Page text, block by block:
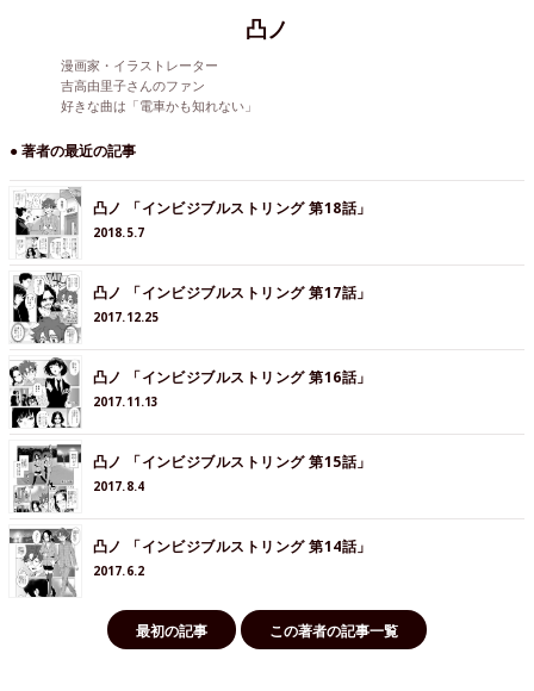
凸ノ
漫画家・イラストレーター
吉高由里子さんのファン
好きな曲は「電車かも知れない」
● 著者の最近の記事
凸ノ 「インビジブルストリング 第18話」
2018.5.7
凸ノ 「インビジブルストリング 第17話」
2017.12.25
凸ノ 「インビジブルストリング 第16話」
2017.11.13
凸ノ 「インビジブルストリング 第15話」
2017.8.4
凸ノ 「インビジブルストリング 第14話」
2017.6.2
最初の記事 この著者の記事一覧